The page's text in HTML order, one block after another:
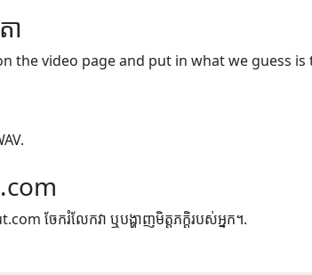
ា
the video page and put in what we guess
ចែករំលែកវា ឬបង្ហាញមិត្តភក្តិរបស់អ្នក។.